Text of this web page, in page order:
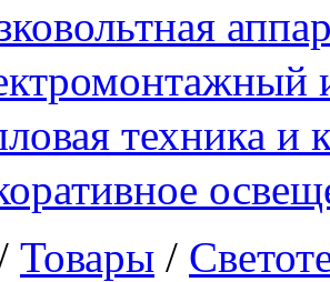
техника и
Товары /